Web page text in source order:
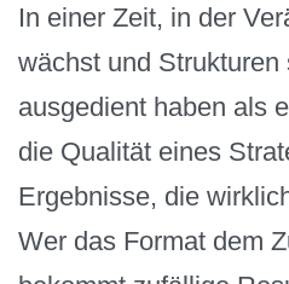
In einer Zeit, in der
wächst und Strukturen
ausgedient haben als
die Qualität eines
Ergebnisse, die
Wer das Format dem